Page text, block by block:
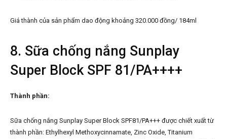
Giá thành của sản phẩm dao động khoảng 320.000 đồng/ 184ml
8. Sữa chống nắng Sunplay
Super Block SPF 81/PA++++
Thành phần:
Sữa chống nắng Sunplay Super Block SPF81/PA+++ được chiết xuất từ
thành phần: Ethylhexyl Methoxycinnamate, Zinc Oxide, Titanium